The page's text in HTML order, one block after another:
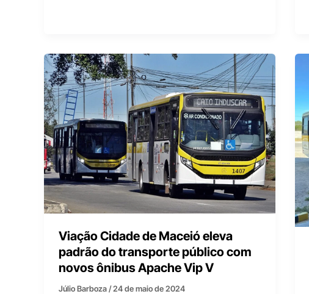
Viação Cidade de Maceió eleva
padrão do transporte público com
novos ônibus Apache Vip V
Júlio Barboza/24 de maio de 2024